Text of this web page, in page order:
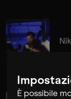
È possibile